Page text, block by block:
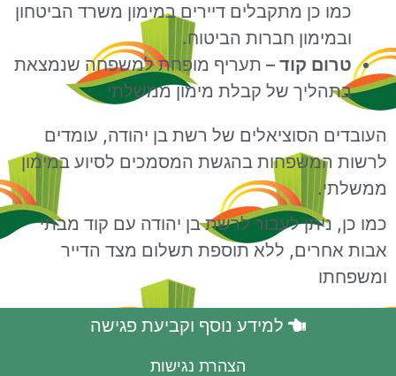
כמו כן מתקבלים דיירים במימון משרד הביטחון
ובמימון חברות הביטוח.
טרום קוד – תעריף מופחת למשפחה שנמצאת
בתהליך של קבלת מימון ממשלתי
העובדים הסוציאלים של רשת בן יהודה, עומדים
לרשות המשפחות בהגשת המסמכים לסיוע במימון
ממשלתי.
כמו כן, ניתן לעבור לרשת בן יהודה עם קוד מבתי
אבות אחרים, ללא תוספת תשלום מצד הדייר
ומשפחתו
למידע נוסף וקביעת פגישה
הצהרת נגישות